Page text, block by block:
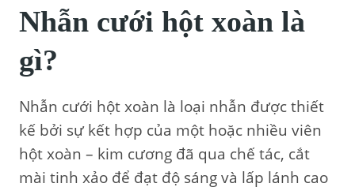
Nhẫn cưới hột xoàn là
gì?
Nhẫn cưới hột xoàn là loại nhẫn được thiết
kế bởi sự kết hợp của một hoặc nhiều viên
hột xoàn – kim cương đã qua chế tác, cắt
mài tinh xảo để đạt độ sáng và lấp lánh cao